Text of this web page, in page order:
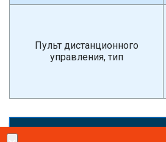
Пульт дистанционного
управления, тип